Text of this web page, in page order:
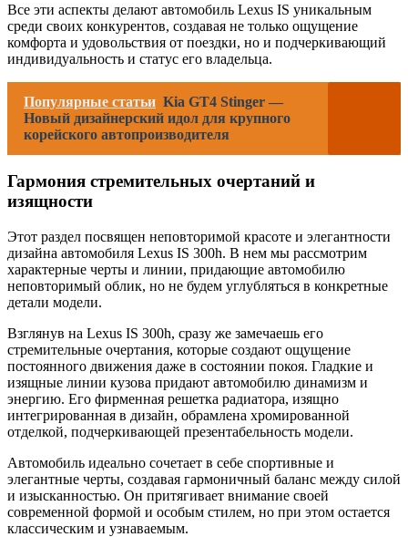
Все эти аспекты делают автомобиль Lexus IS уникальным
среди своих конкурентов, создавая не только ощущение
комфорта и удовольствия от поездки, но и подчеркивающий
индивидуальность и статус его владельца.
Популярные статьи Kia GT4 Stinger —
Новый дизайнерский идол для крупного
корейского автопроизводителя
Гармония стремительных очертаний и
изящности
Этот раздел посвящен неповторимой красоте и элегантности
дизайна автомобиля Lexus IS 300h. В нем мы рассмотрим
характерные черты и линии, придающие автомобилю
неповторимый облик, но не будем углубляться в конкретные
детали модели.
Взглянув на Lexus IS 300h, сразу же замечаешь его
стремительные очертания, которые создают ощущение
постоянного движения даже в состоянии покоя. Гладкие и
изящные линии кузова придают автомобилю динамизм и
энергию. Его фирменная решетка радиатора, изящно
интегрированная в дизайн, обрамлена хромированной
отделкой, подчеркивающей презентабельность модели.
Автомобиль идеально сочетает в себе спортивные и
элегантные черты, создавая гармоничный баланс между силой
и изысканностью. Он притягивает внимание своей
современной формой и особым стилем, но при этом остается
классическим и узнаваемым.